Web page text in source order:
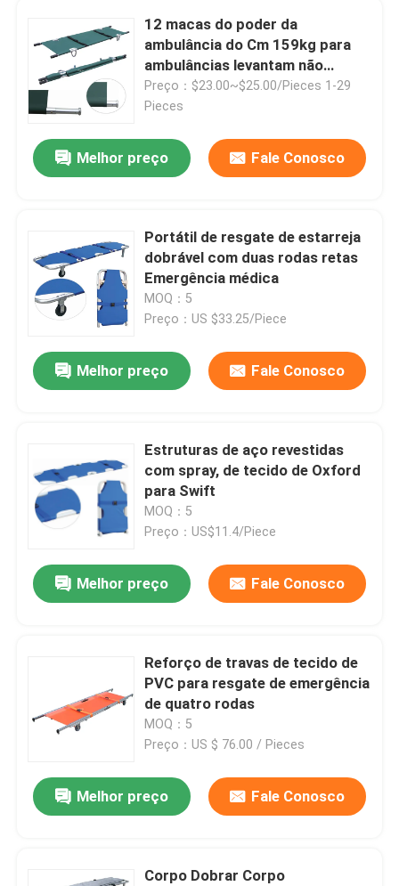
12 macas do poder da
ambulância do Cm 159kg para
ambulâncias levantam não
nutrindo nenhuma dobradura
Preço：$23.00~$25.00/Pieces 1-29
Pieces
Melhor preço Fale Conosco
Portátil de resgate de estarreja
dobrável com duas rodas retas
Emergência médica
MOQ：5
Preço：US $33.25/Piece
Melhor preço Fale Conosco
Estruturas de aço revestidas
com spray, de tecido de Oxford
para Swift
MOQ：5
Preço：US$11.4/Piece
Melhor preço Fale Conosco
Reforço de travas de tecido de
PVC para resgate de emergência
de quatro rodas
MOQ：5
Preço：US $ 76.00 / Pieces
Melhor preço Fale Conosco
Corpo Dobrar Corpo